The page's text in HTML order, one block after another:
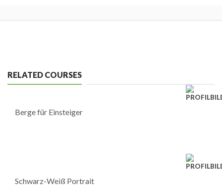
RELATED COURSES
Berge für Einsteiger
Schwarz-Weiß Portrait